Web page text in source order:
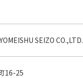
SEIZO CO.,LTD.
16-25